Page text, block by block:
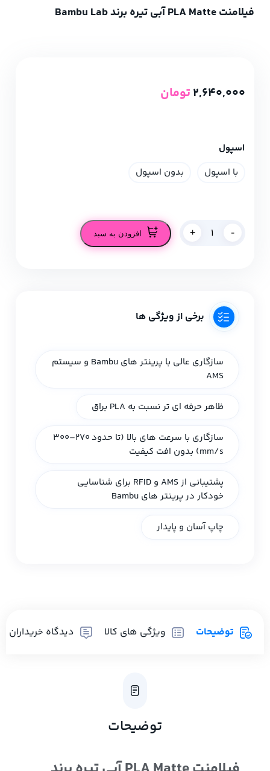
فیلامنت PLA Matte آبی تیره برند Bambu Lab
2,640,000تومان
اسپول
با اسپول
بدون اسپول
-
+ افزودن به سبد
برخی از ویژگی ها
سازگاری عالی با پرینتر های Bambu و سیستم
AMS
ظاهر حرفه‌ ای‌ تر نسبت به PLA براق
سازگاری با سرعت‌ های بالا (تا حدود ۲۷۰–۳۰۰
mm/s) بدون افت کیفیت
پشتیبانی از AMS و RFID برای شناسایی
خودکار در پرینتر های Bambu
چاپ آسان و پایدار
توضیحات ویژگی های کالا دیدگاه خریداران
توضیحات